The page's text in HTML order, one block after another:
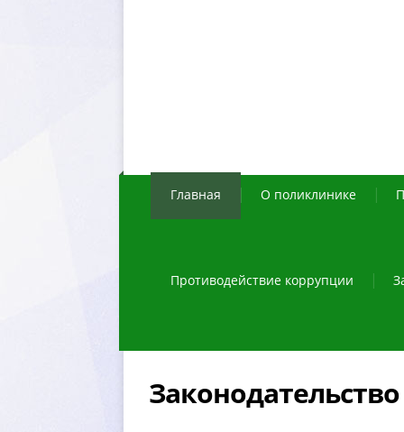
Главная О поликлинике
Противодействие коррупции